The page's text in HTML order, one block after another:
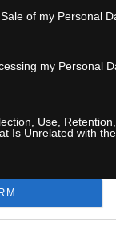
of my Personal
my Personal
Use,
Is Unrelated with
NOVINKA